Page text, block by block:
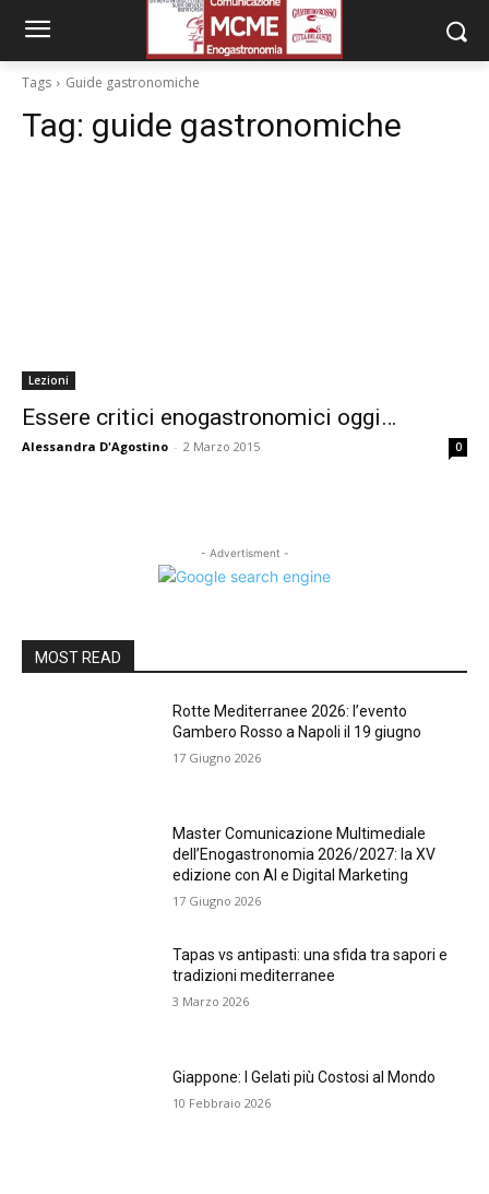
Tags Guide gastronomiche
Tag: guide gastronomiche
Lezioni
Essere critici enogastronomici oggi…
Alessandra D'Agostino - 2 Marzo 2015 0
- Advertisment -
MOST READ
Rotte Mediterranee 2026: l’evento
Gambero Rosso a Napoli il 19 giugno
17 Giugno 2026
Master Comunicazione Multimediale
dell’Enogastronomia 2026/2027: la XV
edizione con AI e Digital Marketing
17 Giugno 2026
Tapas vs antipasti: una sfida tra sapori e
tradizioni mediterranee
3 Marzo 2026
Giappone: I Gelati più Costosi al Mondo
10 Febbraio 2026